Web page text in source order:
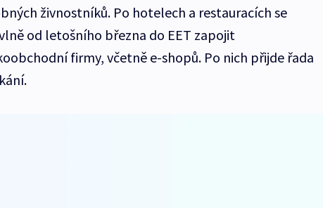
živnostníků. Po hotelech a restauracích se
od letošního března do EET zapojit
firmy, včetně e-shopů. Po nich přijde řada